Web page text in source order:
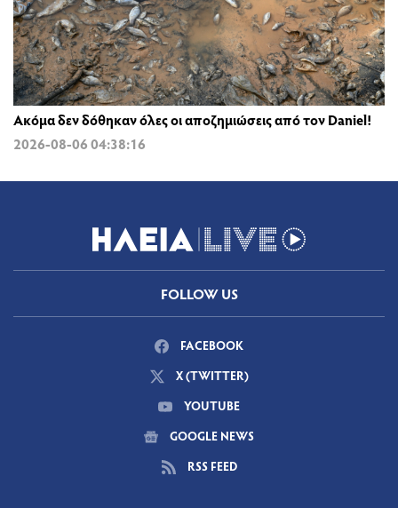
Ακόμα δεν δόθηκαν όλες οι αποζημιώσεις από τον Daniel!
2026-08-06 04:38:16
FOLLOW US
FACEBOOK
X (TWITTER)
YOUTUBE
GOOGLE NEWS
RSS FEED